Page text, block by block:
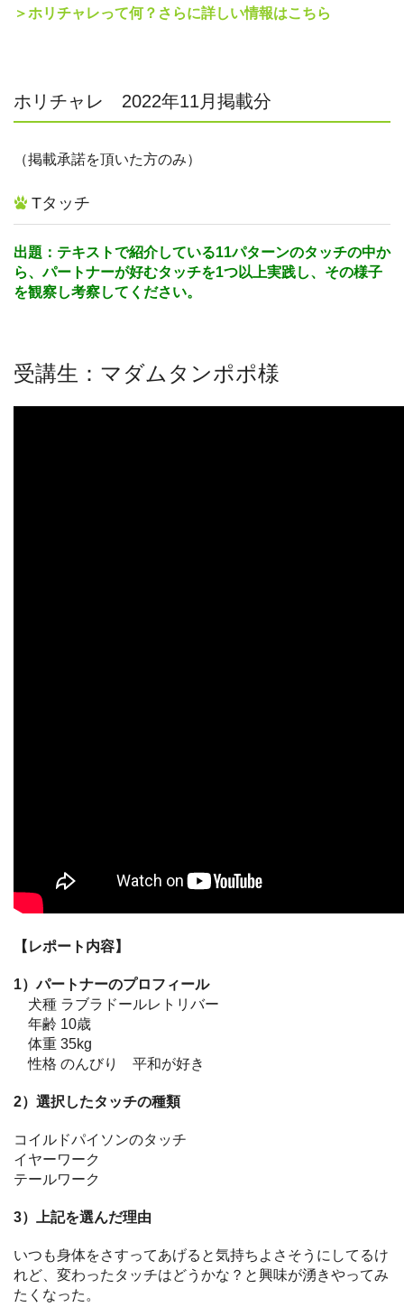
＞ホリチャレって何？さらに詳しい情報はこちら
ホリチャレ 2022年11月掲載分
（掲載承諾を頂いた方のみ）
Tタッチ
出題：テキストで紹介している11パターンのタッチの中か
ら、パートナーが好むタッチを1つ以上実践し、その様子
を観察し考察してください。
受講生：マダムタンポポ様
【レポート内容】
1）パートナーのプロフィール
犬種 ラブラドールレトリバー
年齢 10歳
体重 35kg
性格 のんびり 平和が好き
2）選択したタッチの種類
コイルドパイソンのタッチ
イヤーワーク
テールワーク
3）上記を選んだ理由
いつも身体をさすってあげると気持ちよさそうにしてるけ
れど、変わったタッチはどうかな？と興味が湧きやってみ
たくなった。